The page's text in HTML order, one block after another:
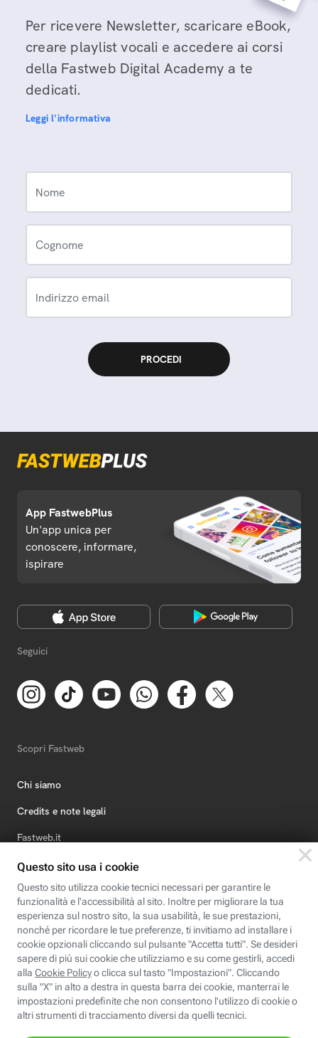
Per ricevere Newsletter, scaricare eBook,
creare playlist vocali e accedere ai corsi
della Fastweb Digital Academy a te
dedicati.
Leggi l'informativa
Nome
Cognome
Indirizzo email
App FastwebPlus
Un'app unica per
conoscere, informare,
ispirare
Seguici
Scopri Fastweb
Chi siamo
Credits e note legali
Fastweb.it
Formazione
Fastweb Digital Academy
STEP FuturAbility District
Insieme, siamo futuro